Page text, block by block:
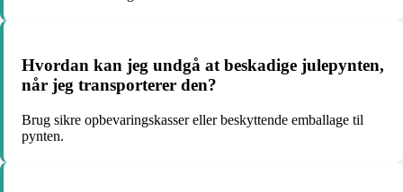
Hvordan kan jeg undgå at beskadige julepynten,
når jeg transporterer den?
Brug sikre opbevaringskasser eller beskyttende emballage til
pynten.